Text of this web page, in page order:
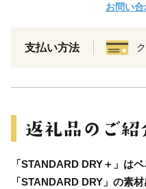
お問い
支払い方法
「STANDARD DRY＋」は
「STANDARD DRY」の素